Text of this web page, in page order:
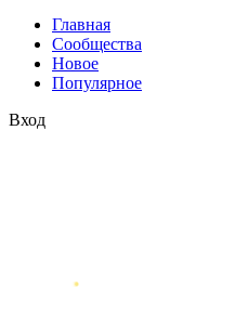
Главная
Сообщества
Новое
Популярное
Вход